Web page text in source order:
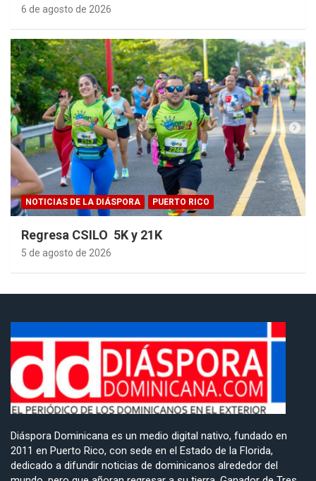
6 de agosto de 2026
NOTICIAS DE LA DIÁSPORA PUERTO RICO
Regresa CSILO 5K y 21K
5 de agosto de 2026
Diáspora Dominicana es un medio digital nativo, fundado en
2011 en Puerto Rico, con sede en el Estado de la Florida,
dedicado a difundir noticias de dominicanos alrededor del